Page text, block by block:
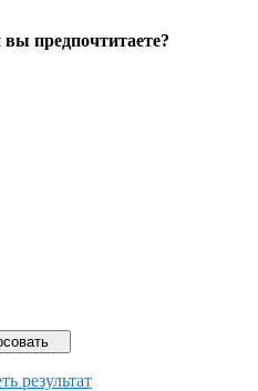
предпочтитаете?
результат